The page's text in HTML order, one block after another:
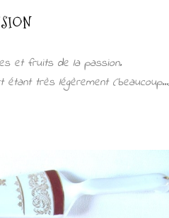
et fruits de la passion.
étant très légèrement